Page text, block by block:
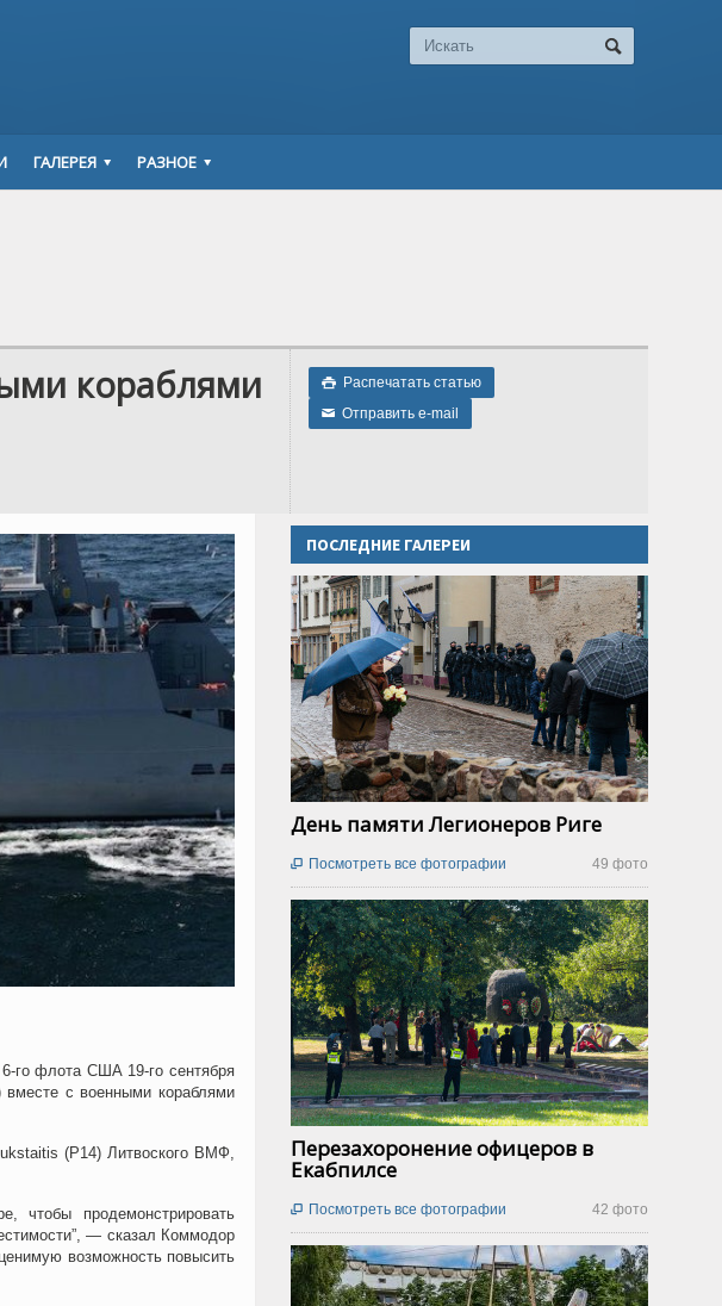
ГАЛЕРЕЯ РАЗНОЕ
 Распечатать статью
✉ Отправить e-mail
кораблями
го флота США 19-го сентября
с военными кораблями
(P14) Литвоского ВМФ,
чтобы продемонстрировать
— сказал Коммодор
возможность повысить
ПОСЛЕДНИЕ ГАЛЕРЕИ
День памяти Легионеров Риге
49 фото
 Посмотреть все фотографии
Перезахоронение офицеров в
Екабпилсе
42 фото
 Посмотреть все фотографии